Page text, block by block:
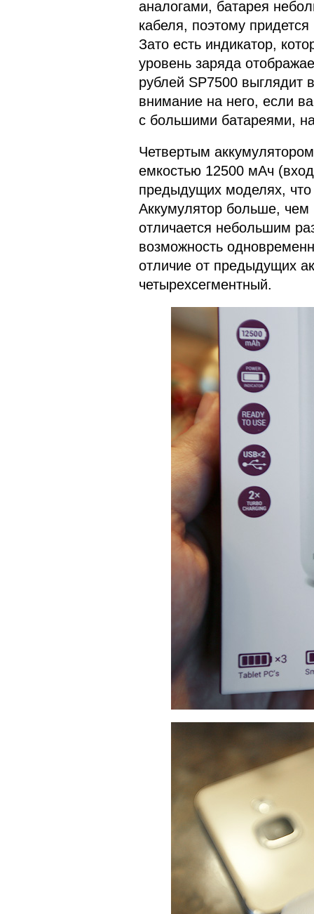
аналогами, батарея
кабеля, поэтому
Зато есть индикатор,
уровень заряда
рублей SP7500 выглядит
внимание на него, если
с большими батареями,
Четвертым
емкостью 12500 мАч
предыдущих моделях, что
Аккумулятор больше,
отличается небольшим
возможность
отличие от предыдущих
четырехсегментный.